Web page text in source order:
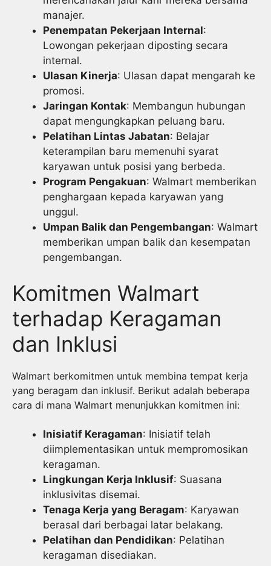
manajer.
Penempatan Pekerjaan Internal:
Lowongan pekerjaan diposting secara
internal.
Ulasan Kinerja: Ulasan dapat mengarah ke
promosi.
Jaringan Kontak: Membangun hubungan
dapat mengungkapkan peluang baru.
Pelatihan Lintas Jabatan: Belajar
keterampilan baru memenuhi syarat
karyawan untuk posisi yang berbeda.
Program Pengakuan: Walmart memberikan
penghargaan kepada karyawan yang
unggul.
Umpan Balik dan Pengembangan: Walmart
memberikan umpan balik dan kesempatan
pengembangan.
Komitmen Walmart
terhadap Keragaman
dan Inklusi
Walmart berkomitmen untuk membina tempat kerja
yang beragam dan inklusif. Berikut adalah beberapa
cara di mana Walmart menunjukkan komitmen ini:
Inisiatif Keragaman: Inisiatif telah
diimplementasikan untuk mempromosikan
keragaman.
Lingkungan Kerja Inklusif: Suasana
inklusivitas disemai.
Tenaga Kerja yang Beragam: Karyawan
berasal dari berbagai latar belakang.
Pelatihan dan Pendidikan: Pelatihan
keragaman disediakan.